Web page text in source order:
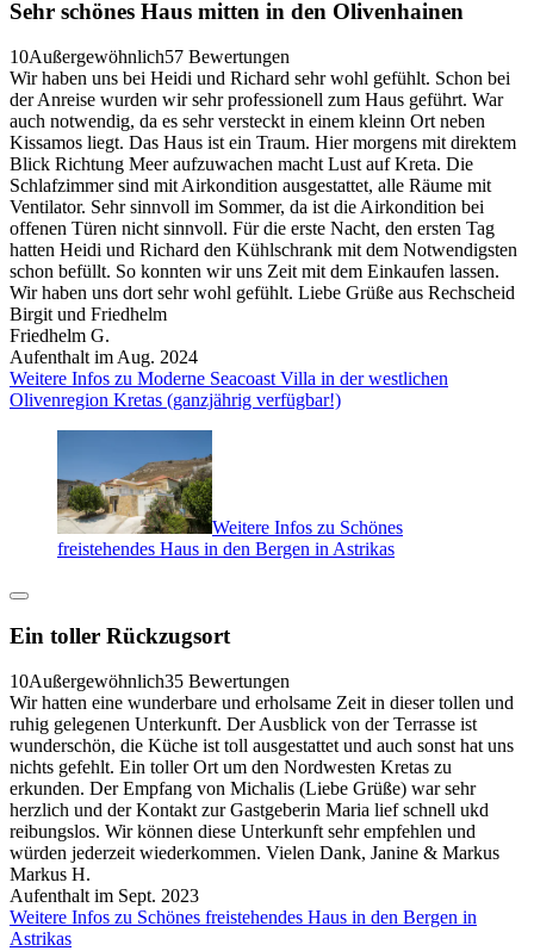
Sehr schönes Haus mitten in den Olivenhainen
10Außergewöhnlich57 Bewertungen
Wir haben uns bei Heidi und Richard sehr wohl gefühlt. Schon bei
der Anreise wurden wir sehr professionell zum Haus geführt. War
auch notwendig, da es sehr versteckt in einem kleinn Ort neben
Kissamos liegt. Das Haus ist ein Traum. Hier morgens mit direktem
Blick Richtung Meer aufzuwachen macht Lust auf Kreta. Die
Schlafzimmer sind mit Airkondition ausgestattet, alle Räume mit
Ventilator. Sehr sinnvoll im Sommer, da ist die Airkondition bei
offenen Türen nicht sinnvoll. Für die erste Nacht, den ersten Tag
hatten Heidi und Richard den Kühlschrank mit dem Notwendigsten
schon befüllt. So konnten wir uns Zeit mit dem Einkaufen lassen.
Wir haben uns dort sehr wohl gefühlt. Liebe Grüße aus Rechscheid
Birgit und Friedhelm
Friedhelm G.
Aufenthalt im Aug. 2024
Weitere Infos zu Moderne Seacoast Villa in der westlichen
Olivenregion Kretas (ganzjährig verfügbar!)
Weitere Infos zu Schönes
freistehendes Haus in den Bergen in Astrikas
Ein toller Rückzugsort
10Außergewöhnlich35 Bewertungen
Wir hatten eine wunderbare und erholsame Zeit in dieser tollen und
ruhig gelegenen Unterkunft. Der Ausblick von der Terrasse ist
wunderschön, die Küche ist toll ausgestattet und auch sonst hat uns
nichts gefehlt. Ein toller Ort um den Nordwesten Kretas zu
erkunden. Der Empfang von Michalis (Liebe Grüße) war sehr
herzlich und der Kontakt zur Gastgeberin Maria lief schnell ukd
reibungslos. Wir können diese Unterkunft sehr empfehlen und
würden jederzeit wiederkommen. Vielen Dank, Janine & Markus
Markus H.
Aufenthalt im Sept. 2023
Weitere Infos zu Schönes freistehendes Haus in den Bergen in
Astrikas